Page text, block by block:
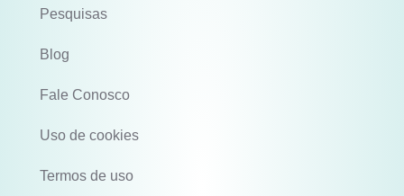
Pesquisas
Blog
Fale Conosco
Uso de cookies
Termos de uso